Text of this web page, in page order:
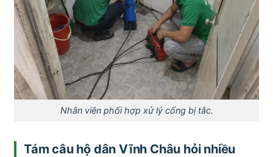
Nhân viên phối hợp xử lý cống bị tắc.
Tám câu hộ dân Vĩnh Châu hỏi nhiều